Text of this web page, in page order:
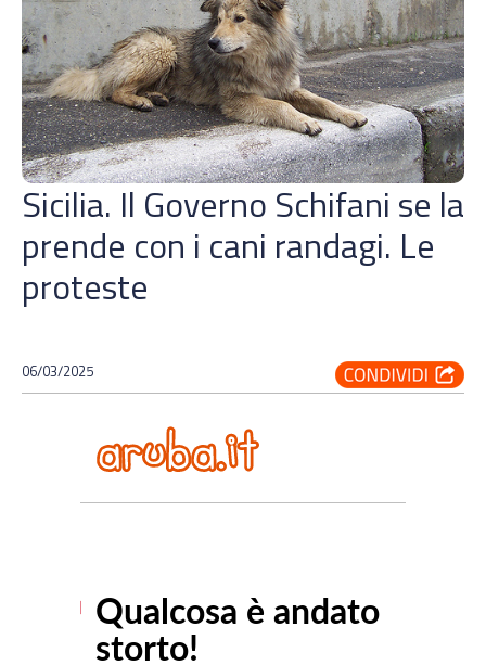
Sicilia. Il Governo Schifani se la
prende con i cani randagi. Le
proteste
06/03/2025